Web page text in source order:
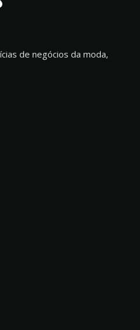
de negócios da moda,